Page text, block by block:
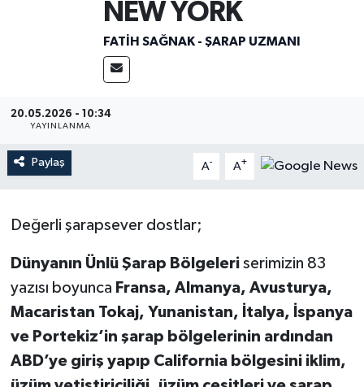
NEW YORK
FATIH SAĞNAK - ŞARAP UZMANI
20.05.2026 - 10:34
YAYINLANMA
Paylaş A- A+
Değerli şarapsever dostlar;
Dünyanın Ünlü Şarap Bölgeleri serimizin 83
yazısı boyunca Fransa, Almanya, Avusturya,
Macaristan Tokaj, Yunanistan, İtalya, İspanya
ve Portekiz’in şarap bölgelerinin ardından
ABD’ye giriş yapıp California bölgesini iklim,
Mersin Tarihi
Özel Haber
Resmi İlan
Spor
Sürmanşet